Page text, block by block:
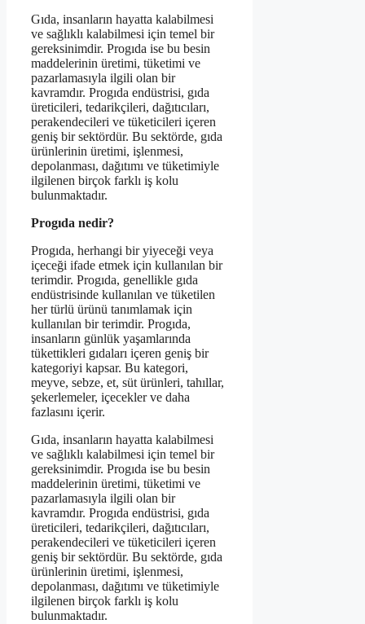
Gıda, insanların hayatta kalabilmesi
ve sağlıklı kalabilmesi için temel bir
gereksinimdir. Progıda ise bu besin
maddelerinin üretimi, tüketimi ve
pazarlamasıyla ilgili olan bir
kavramdır. Progıda endüstrisi, gıda
üreticileri, tedarikçileri, dağıtıcıları,
perakendecileri ve tüketicileri içeren
geniş bir sektördür. Bu sektörde, gıda
ürünlerinin üretimi, işlenmesi,
depolanması, dağıtımı ve tüketimiyle
ilgilenen birçok farklı iş kolu
bulunmaktadır.
Progıda nedir?
Progıda, herhangi bir yiyeceği veya
içeceği ifade etmek için kullanılan bir
terimdir. Progıda, genellikle gıda
endüstrisinde kullanılan ve tüketilen
her türlü ürünü tanımlamak için
kullanılan bir terimdir. Progıda,
insanların günlük yaşamlarında
tükettikleri gıdaları içeren geniş bir
kategoriyi kapsar. Bu kategori,
meyve, sebze, et, süt ürünleri, tahıllar,
şekerlemeler, içecekler ve daha
fazlasını içerir.
Gıda, insanların hayatta kalabilmesi
ve sağlıklı kalabilmesi için temel bir
gereksinimdir. Progıda ise bu besin
maddelerinin üretimi, tüketimi ve
pazarlamasıyla ilgili olan bir
kavramdır. Progıda endüstrisi, gıda
üreticileri, tedarikçileri, dağıtıcıları,
perakendecileri ve tüketicileri içeren
geniş bir sektördür. Bu sektörde, gıda
ürünlerinin üretimi, işlenmesi,
depolanması, dağıtımı ve tüketimiyle
ilgilenen birçok farklı iş kolu
bulunmaktadır.